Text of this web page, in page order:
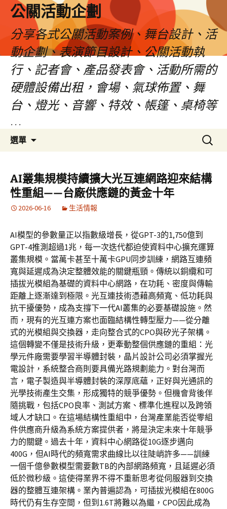
公關活動企劃
分享各式公關活動案例、舞台設計、活
動企劃、表演節目設計、公關活動執
行、記者會、產品發表會、活動所需的
硬體設備出租，會場、氣球佈置、舞
台、燈光、音響、特效、帳篷、桌椅等
…
選單
要
內
容
搜
尋
鍵
字:
AI叢集規模持續擴大光互連網路迎來結構
性重組——台廠供應鏈的黃金十年
2026-06-16 生活情報
AI模型的參數量正以指數級增長，從GPT-3的1,750億到
GPT-4推測超過1兆，每一次迭代都迫使資料中心擴充運算
叢集規模。當萬卡甚至十萬卡GPU同步訓練，網路互連頻
寬與延遲成為決定整體效能的關鍵瓶頸。傳統以銅纜和可
插拔光模組為基礎的資料中心網路，在功耗、密度與傳輸
距離上逐漸達到極限。光互連技術憑藉高頻寬、低功耗與
抗干擾優勢，成為支撐下一代AI叢集的必要基礎設施。然
而，現有的光互連方案也面臨結構性轉型壓力——從分離
式的光模組與交換器，走向整合式的CPO與矽光子架構。
這個轉變不僅是技術升級，更牽動整個供應鏈的重組：光
學元件廠需要學習半導體封裝，晶片設計公司必須掌握光
電設計，系統整合商則要具備光路規劃能力。對台灣而
言，電子製造與半導體封裝的深厚底蘊，正好與光通訊的
光學技術產生交集，形成獨特的競爭優勢。但機會背後伴
隨挑戰，包括CPO良率、測試方案、標準化進程以及跨領
域人才缺口。在這場結構性重組中，台灣產業能否從零組
件供應商升級為系統方案提供者，將是決定未來十年競爭
力的關鍵。過去十年，資料中心網路從10G逐步邁向
400G，但AI時代的頻寬需求曲線比以往陡峭許多——訓練
一個千億參數模型需要數TB的內部網路頻寬，且延遲必須
低於微秒級。這使得業界不得不重新思考從伺服器到交換
器的整體互連架構。業內普遍認為，可插拔光模組在800G
時代仍有生存空間，但到1.6T將難以為繼，CPO因此成為